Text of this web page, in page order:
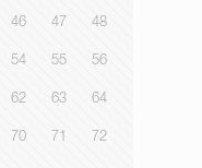
46 47 48
54 55 56
62 63 64
70 71 72